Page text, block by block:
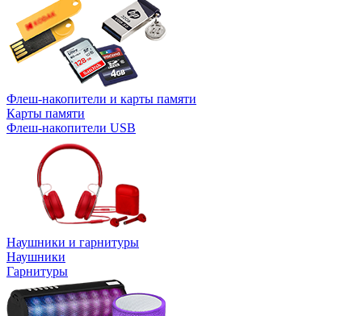
Флеш-накопители и карты памяти
Карты памяти
Флеш-накопители USB
Наушники и гарнитуры
Наушники
Гарнитуры